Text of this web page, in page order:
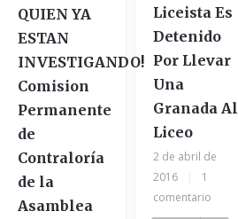
QUIEN YA
ESTAN
INVESTIGANDO!
Comision
Permanente
de
Contraloría
de la
Asamblea
Liceista Es
Detenido
Por Llevar
Una
Granada Al
Liceo
2 de abril de
2016
1
comentario